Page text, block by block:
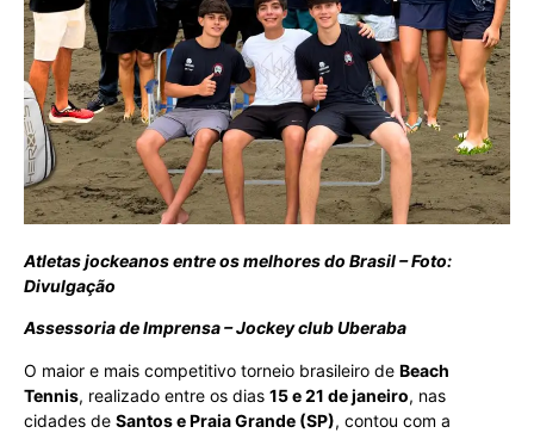
Atletas jockeanos entre os melhores do Brasil – Foto:
Divulgação
Assessoria de Imprensa – Jockey club Uberaba
O maior e mais competitivo torneio brasileiro de Beach
Tennis, realizado entre os dias 15 e 21 de janeiro, nas
cidades de Santos e Praia Grande (SP), contou com a